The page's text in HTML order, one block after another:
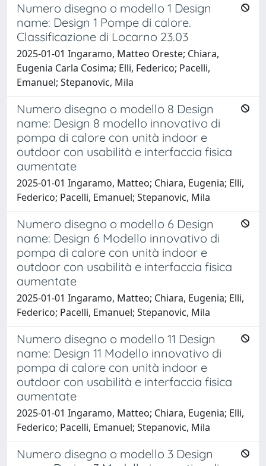
Numero disegno o modello 1 Design
name: Design 1 Pompe di calore.
Classificazione di Locarno 23.03
2025-01-01 Ingaramo, Matteo Oreste; Chiara,
Eugenia Carla Cosima; Elli, Federico; Pacelli,
Emanuel; Stepanovic, Mila
Numero disegno o modello 8 Design
name: Design 8 modello innovativo di
pompa di calore con unità indoor e
outdoor con usabilità e interfaccia fisica
aumentate
2025-01-01 Ingaramo, Matteo; Chiara, Eugenia; Elli,
Federico; Pacelli, Emanuel; Stepanovic, Mila
Numero disegno o modello 6 Design
name: Design 6 Modello innovativo di
pompa di calore con unità indoor e
outdoor con usabilità e interfaccia fisica
aumentate
2025-01-01 Ingaramo, Matteo; Chiara, Eugenia; Elli,
Federico; Pacelli, Emanuel; Stepanovic, Mila
Numero disegno o modello 11 Design
name: Design 11 Modello innovativo di
pompa di calore con unità indoor e
outdoor con usabilità e interfaccia fisica
aumentate
2025-01-01 Ingaramo, Matteo; Chiara, Eugenia; Elli,
Federico; Pacelli, Emanuel; Stepanovic, Mila
Numero disegno o modello 3 Design